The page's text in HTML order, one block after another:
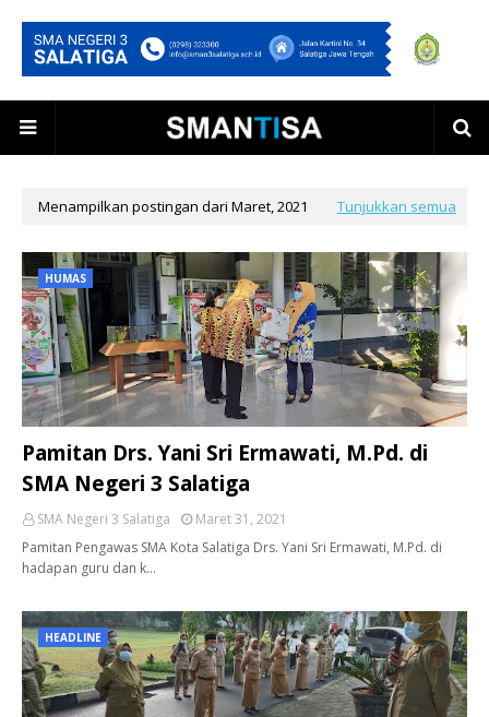
Menampilkan postingan dari Maret, 2021 Tunjukkan semua
HUMAS
Pamitan Drs. Yani Sri Ermawati, M.Pd. di
SMA Negeri 3 Salatiga
SMA Negeri 3 Salatiga
Maret 31, 2021
Pamitan Pengawas SMA Kota Salatiga Drs. Yani Sri Ermawati, M.Pd. di
hadapan guru dan k…
HEADLINE